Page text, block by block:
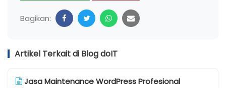
Bagikan:
Artikel Terkait di Blog doIT
Jasa Maintenance WordPress Profesional